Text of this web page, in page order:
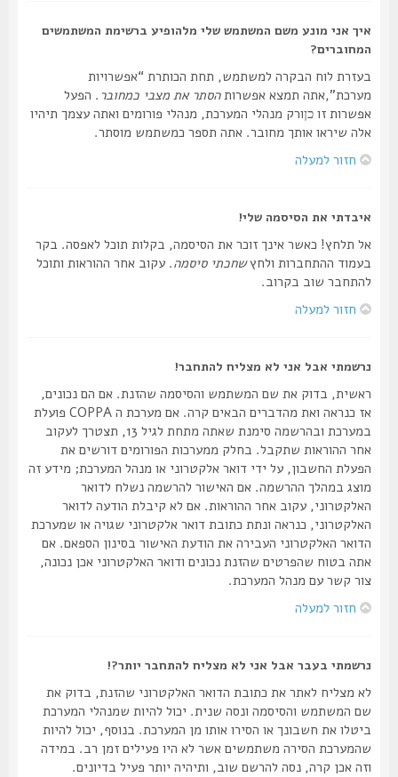
איך אני מונע משם המשתמש שלי מלהופיע ברשימת המשתמשים
המחוברים?
בעזרת לוח הבקרה למשתמש, תחת הכותרת “אפשרויות
מערכת”,אתה תמצא אפשרותהסתר את מצבי כמחובר. הפעל
אפשרות זוכןורק מנהלי המערכת, מנהלי פורומים ואתה עצמך תיהיו
אלה שיראו אותך מחובר. אתה תספר כמשתמש מוסתר.
חזור למעלה
איבדתי את הסיסמה שלי!
אל תלחץ! כאשר אינך זוכר את הסיסמה, בקלות תוכל לאפסה. בקר
בעמוד ההתחברות ולחץשחכתי סיסמה. עקוב אחר ההוראות ותוכל
להתחבר שוב בקרוב.
חזור למעלה
נרשמתי אבל אני לא מצליח להתחבר!
ראשית, בדוק את שם המשתמש והסיסמה שהזנת. אם הם נכונים,
אז כנראה ואת מהדברים הבאים קרה. אם מערכת ה COPPA פועלת
במערכת ובהרשמה סימנת שאתה מתחת לגיל 13, תצטרך לעקוב
אחר ההוראות שתקבל. בחלק ממערכות הפורומים דורשים את
הפעלת החשבון, על ידי דואר אלקטרוני או מנהל המערכת; מידע זה
מוצג במהלך ההרשמה. אם האישור להרשמה נשלח לדואר
האלקטרוני, עקוב אחר ההוראות. אם לא קיבלת הודעה לדואר
האלקטרוני, כנראה ונתת כתובת דואר אלקטרוני שגויה או שמערכת
הדואר האלקטרוני העבירה את הודעת האישור בסינון הספאם. אם
אתה בטוח שהפרטים שהזנת נכונים ודואר האלקטרוני אכן נכונה,
צור קשר עם מנהל המערכת.
חזור למעלה
נרשמתי בעבר אבל אני לא מצליח להתחבר יותר?!
לא מצליח לאתר את כתובת הדואר האלקטרוני שהזנת, בדוק את
שם המשתמש והסיסמה ונסה שנית. יכול להיות שמנהלי המערכת
ביטלו את חשבונך או הסירו אותו מן המערכת. בנוסף, יכול להיות
שהמערכת הסירה משתמשים אשר לא היו פעילים זמן רב. במידה
וזה אכן קרה, נסה להרשם שוב, ותיהיה יותר פעיל בדיונים.